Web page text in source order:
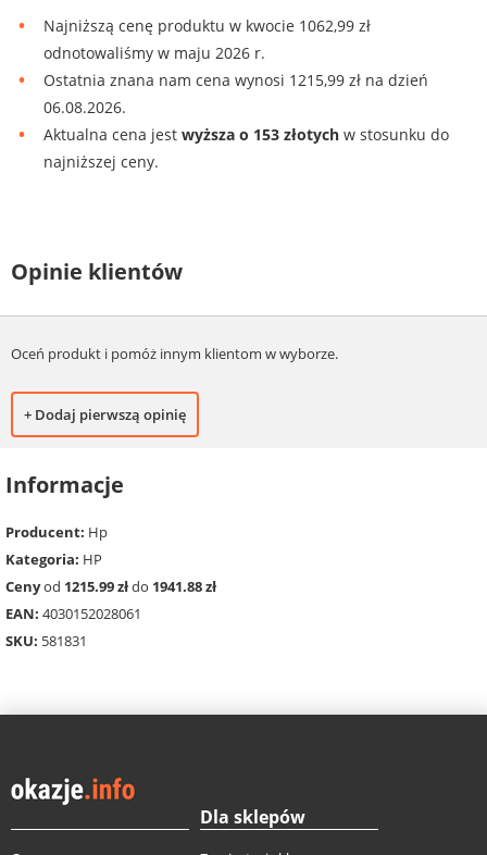
Najniższą cenę produktu w kwocie 1062,99 zł
odnotowaliśmy w maju 2026 r.
Ostatnia znana nam cena wynosi 1215,99 zł na dzień
06.08.2026.
Aktualna cena jest wyższa o 153 złotych w stosunku do
najniższej ceny.
Opinie klientów
Oceń produkt i pomóż innym klientom w wyborze.
+ Dodaj pierwszą opinię
Informacje
Producent: Hp
Kategoria: HP
Cenyod 1215.99 złdo 1941.88 zł
EAN: 4030152028061
SKU: 581831
Dla sklepów